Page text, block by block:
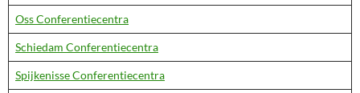
Oss Conferentiecentra
Schiedam Conferentiecentra
Spijkenisse Conferentiecentra